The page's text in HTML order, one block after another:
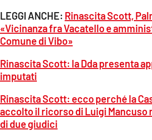
LEGGI ANCHE: Rinascita Scott,
«Vicinanza fra Vacatello e
Comune di Vibo»
Rinascita Scott: la Dda presenta
imputati
Rinascita Scott: ecco perché la
accolto il ricorso di Luigi Mancuso
di due giudici